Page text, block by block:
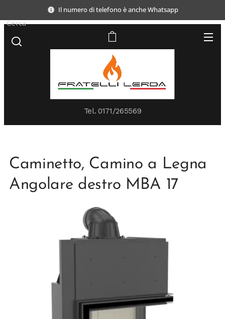
Il numero di telefono è anche Whatsapp
Tel. 0171/265569
Cerca
Caminetto, Camino a Legna
Angolare destro MBA 17